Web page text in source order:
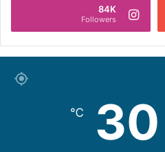
84K
Followers
30
℃